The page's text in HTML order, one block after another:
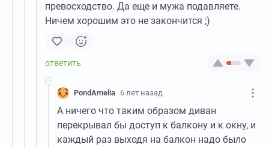
превосходство. Да еще и мужа подавляете.
Ничем хорошим это не закончится ;)
PondAmelia 6 лет назад
А ничего что таким образом диван
перекрывал бы доступ к балкону и к окну, и
каждый раз выходя на балкон надо было